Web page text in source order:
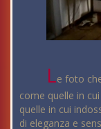
Le foto
come quelle in
quelle in cui
di eleganza e